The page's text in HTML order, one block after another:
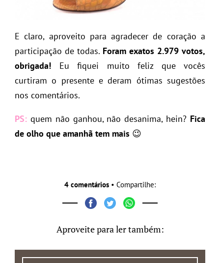
E claro, aproveito para agradecer de coração a
participação de todas. Foram exatos 2.979 votos,
obrigada! Eu fiquei muito feliz que vocês
curtiram o presente e deram ótimas sugestões
nos comentários.
PS: quem não ganhou, não desanima, hein? Fica
de olho que amanhã tem mais 😉
4 comentários • Compartilhe:
Aproveite para ler também: